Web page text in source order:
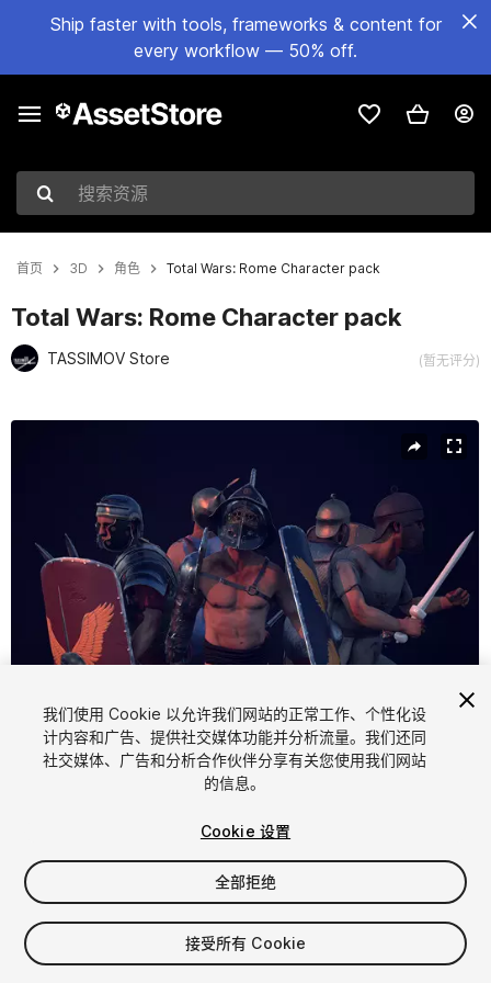
Ship faster with tools, frameworks & content for
every workflow — 50% off.
搜索资源
首页 3D 角色 Total Wars: Rome Character pack
Total Wars: Rome Character pack
TASSIMOV Store (暂无评分)
1 /9
$19.99
我们使用 Cookie 以允许我们网站的正常工作、个性化设
计内容和广告、提供社交媒体功能并分析流量。我们还同
社交媒体、广告和分析合作伙伴分享有关您使用我们网站
的信息。
Cookie 设置
全部拒绝
接受所有 Cookie